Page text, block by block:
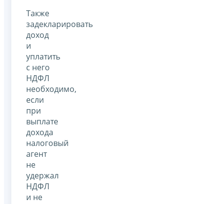
Также
задекларировать
доход
и
уплатить
с него
НДФЛ
необходимо,
если
при
выплате
дохода
налоговый
агент
не
удержал
НДФЛ
и не